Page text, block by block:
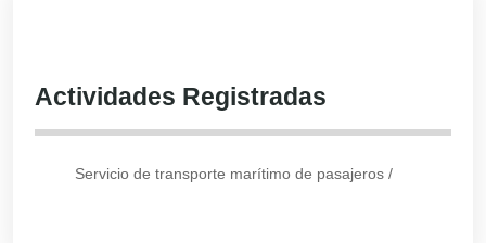
Actividades Registradas
Servicio de transporte marítimo de pasajeros /